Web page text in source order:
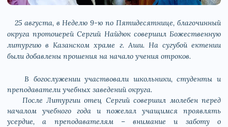
25 августа, в Неделю 9-ю по Пятидесятнице, благочинный
округа протоиерей Сергий Найдюк совершил Божественную
литургию в Казанском храме г. Аши. На сугубой ектении
были добавлены прошения на начало учения отроков.
В богослужении участвовали школьники, студенты и
преподаватели учебных заведений округа.
После Литургии отец Сергий совершил молебен перед
началом учебного года и пожелал учащимся проявлять
усердие, а преподавателям – внимание и заботу о